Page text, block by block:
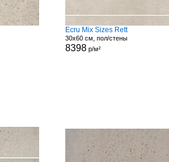
Ecru Mix Sizes Rett
30x60 см, пол/стены
8398р/м²